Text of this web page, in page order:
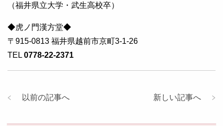
（福井県立大学・武生高校卒）
◆虎ノ門漢方堂◆
〒915-0813 福井県越前市京町3-1-26
TEL 0778-22-2371
新しい記事へ
以前の記事へ